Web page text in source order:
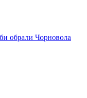
обрали Чорновола